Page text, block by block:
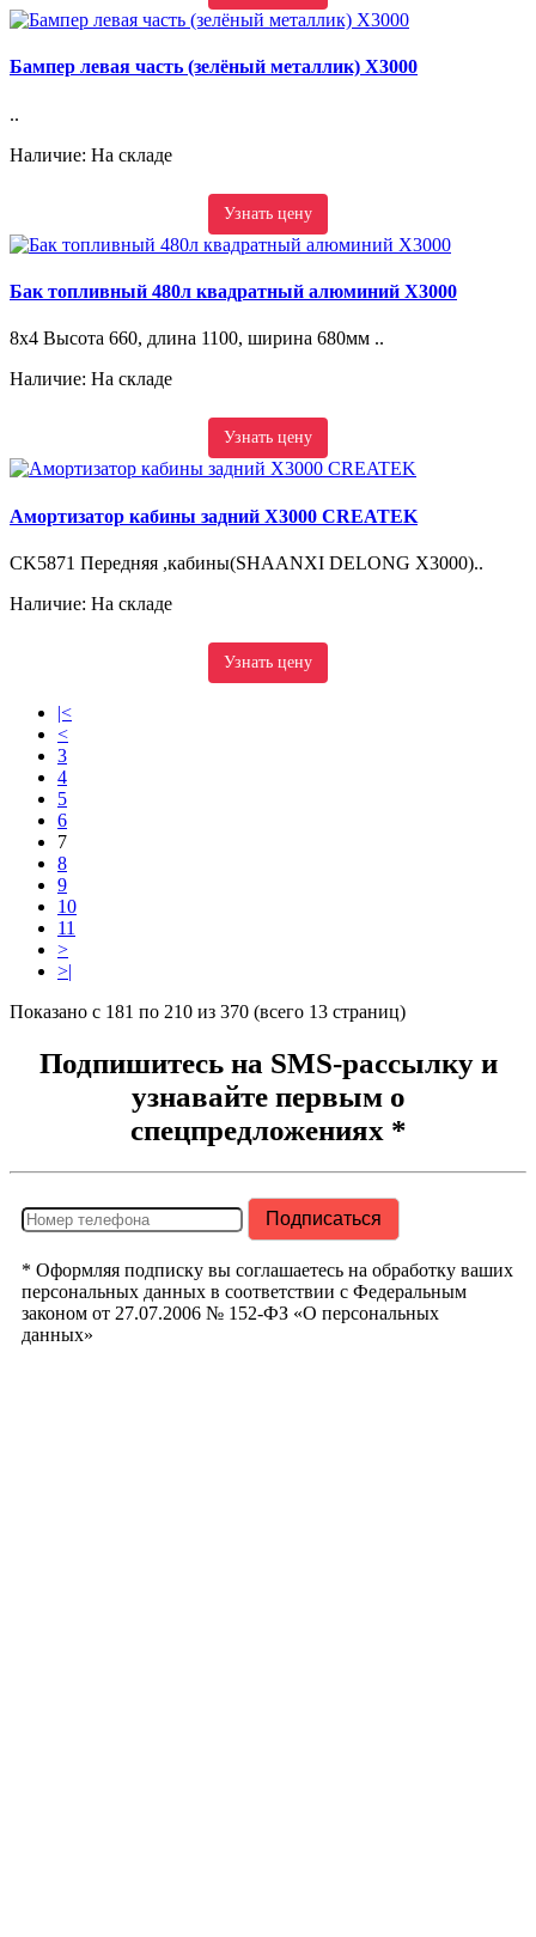
Бампер левая часть (зелёный металлик) X3000
..
Наличие: На складе
Узнать цену
Бак топливный 480л квадратный алюминий X3000
8x4 Высота 660, длина 1100, ширина 680мм ..
Наличие: На складе
Узнать цену
Амортизатор кабины задний X3000 CREATEK
CK5871 Передняя ,кабины(SHAANXI DELONG X3000)..
Наличие: На складе
Узнать цену
|<
<
3
4
5
6
7
8
9
10
11
>
>|
Показано с 181 по 210 из 370 (всего 13 страниц)
Подпишитесь на SMS-рассылку и
узнавайте первым о
спецпредложениях *
* Оформляя подписку вы соглашаетесь на обработку ваших
персональных данных в соответствии с Федеральным
законом от 27.07.2006 № 152-ФЗ «О персональных
данных»